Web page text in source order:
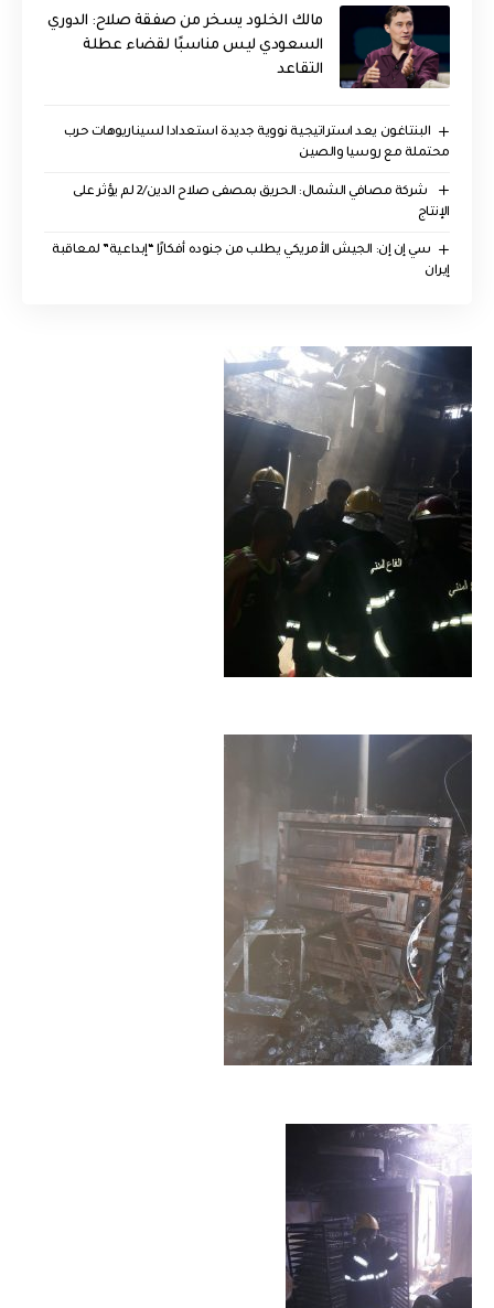
مالك الخلود يسخر من صفقة صلاح: الدوري
السعودي ليس مناسبًا لقضاء عطلة
التقاعد
البنتاغون يعد استراتيجية نووية جديدة استعدادا لسيناريوهات حرب
محتملة مع روسيا والصين
‏ شركة مصافي الشمال: الحريق بمصفى صلاح الدين/2 لم يؤثر على
الإنتاج
سي إن إن: الجيش الأمريكي يطلب من جنوده أفكارًا “إبداعية” لمعاقبة
إيران